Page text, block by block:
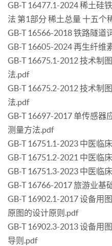
GB-T 16477.1-2024 稀土硅
法 第1部分 稀土总量 十五个
GB-T 16566-2018 铁路隧道
GB-T 16605-2024 再生纤维
GB-T 16675.1-2012 技术制
法.pdf
GB-T 16675.2-2012 技术制
法.pdf
GB-T 16697-2017 单传感器
测量方法.pdf
GB-T 16751.1-2023 中医临
GB-T 16751.2-2021 中医临
GB-T 16751.3-2023 中医临
GB-T 16766-2017 旅游业基
GB-T 16902.1-2017 设备用
原图的设计原则.pdf
GB-T 16902.3-2013 设备用
导则.pdf